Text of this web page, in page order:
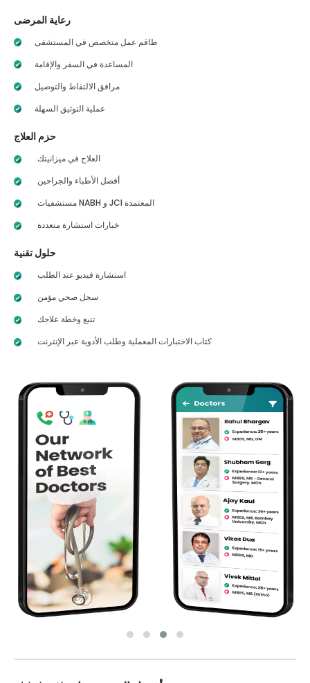
رعاية المرضى
طاقم عمل متخصص في المستشفى
المساعدة في السفر والإقامة
مرافق الالتقاط والتوصيل
عملية التوثيق السهلة
حزم العلاج
العلاج في ميزانيتك
أفضل الأطباء والجراحين
مستشفيات NABH و JCI المعتمدة
خيارات استشارة متعددة
حلول تقنية
استشارة فيديو عند الطلب
سجل صحي مؤمن
تتبع وخطة علاجك
كتاب الاختبارات المعملية وطلب الأدوية عبر الإنترنت